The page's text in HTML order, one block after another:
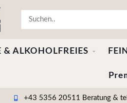
& ALKOHOLFREIES
+43 5356 20511 Beratung &